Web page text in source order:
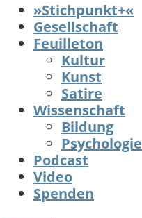
»Stichpunkt+«
Gesellschaft
Feuilleton
Kultur
Kunst
Satire
Wissenschaft
Bildung
Psychologie
Podcast
Video
Spenden